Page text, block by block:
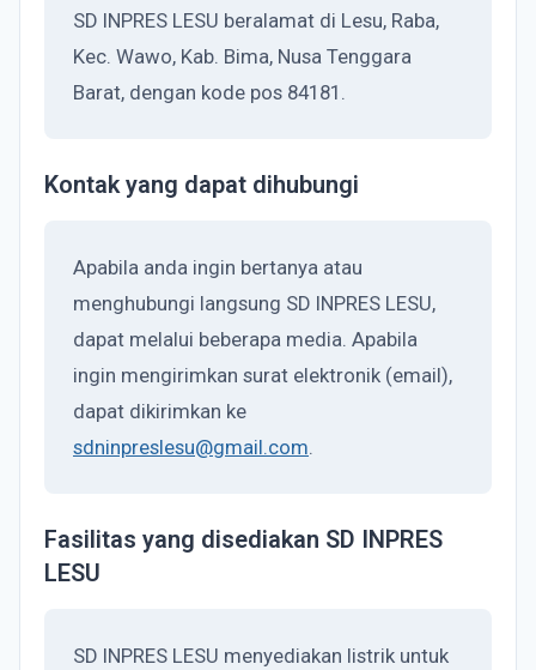
SD INPRES LESU beralamat di Lesu, Raba,
Kec. Wawo, Kab. Bima, Nusa Tenggara
Barat, dengan kode pos 84181.
Kontak yang dapat dihubungi
Apabila anda ingin bertanya atau
menghubungi langsung SD INPRES LESU,
dapat melalui beberapa media. Apabila
ingin mengirimkan surat elektronik (email),
dapat dikirimkan ke
sdninpreslesu@gmail.com.
Fasilitas yang disediakan SD INPRES
LESU
SD INPRES LESU menyediakan listrik untuk